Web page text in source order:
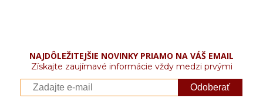
NAJDÔLEŽITEJŠIE NOVINKY PRIAMO NA VÁŠ EMAIL
Získajte zaujímavé informácie vždy medzi prvými
Odoberať